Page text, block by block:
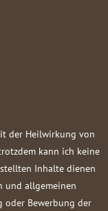
der Heilwirkung von
kann ich keine
Inhalte dienen
und allgemeinen
oder Bewerbung der